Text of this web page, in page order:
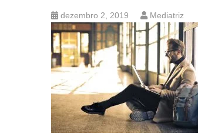
dezembro 2, 2019 Mediatriz